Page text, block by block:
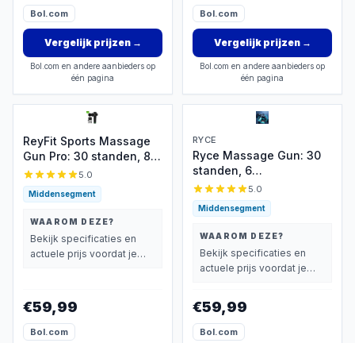
Bol.com
Vergelijk prijzen→
Bol.com en andere aanbieders op
één pagina
Bol.com
Vergelijk prijzen→
Bol.com en andere aanbieders op
één pagina
ReyFit Sports Massage
Gun Pro: 30 standen, 8
opzetstukken
5.0
Middensegment
WAAROM DEZE?
Bekijk specificaties en
actuele prijs voordat je
€59,99
Bol.com
RYCE
Ryce Massage Gun: 30
standen, 6
opzetstukken,
oplaadbaar
5.0
Middensegment
WAAROM DEZE?
Bekijk specificaties en
actuele prijs voordat je
€59,99
Bol.com